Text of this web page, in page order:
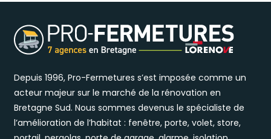
Depuis 1996, Pro-Fermetures s’est imposée comme un
acteur majeur sur le marché de la rénovation en
Bretagne Sud. Nous sommes devenus le spécialiste de
l’amélioration de l’habitat : fenêtre, porte, volet, store,